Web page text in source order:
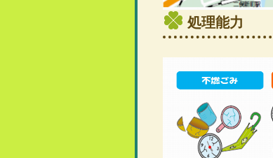
処理能力